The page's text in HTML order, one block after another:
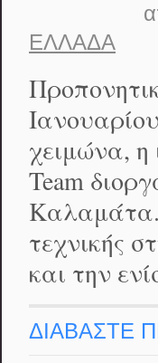
ΕΛΛΆΔΑ
χειμώνα, η
Team
Καλαμάτα.
τεχνικής
και την
ΔΙΑΒΑΣΤΕ